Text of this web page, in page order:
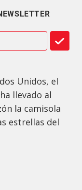
Unidos, el
llevado al
la camisola
estrellas del